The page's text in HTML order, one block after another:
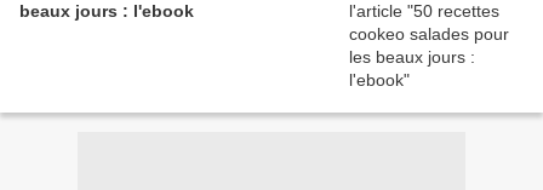
beaux jours : l'ebook